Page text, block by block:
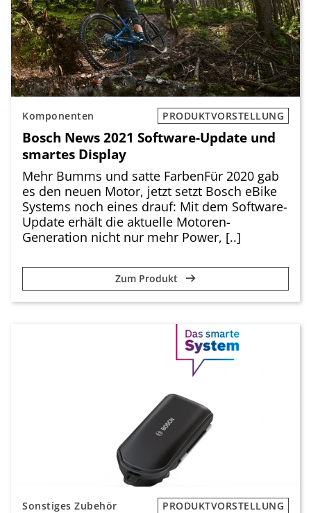
Komponenten PRODUKTVORSTELLUNG
Bosch News 2021 Software-Update und
smartes Display
Mehr Bumms und satte FarbenFür 2020 gab
es den neuen Motor, jetzt setzt Bosch eBike
Systems noch eines drauf: Mit dem Software-
Update erhält die aktuelle Motoren-
Generation nicht nur mehr Power, [..]
Zum Produkt
Sonstiges Zubehör PRODUKTVORSTELLUNG